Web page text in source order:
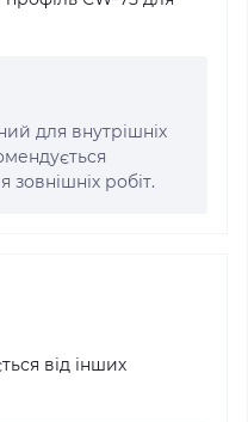
для внутрішніх
робіт.
від інших